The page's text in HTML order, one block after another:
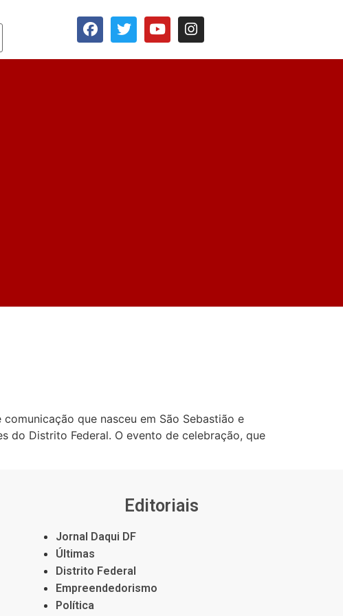
que nasceu em São Sebastião e
do Distrito Federal. O evento de celebração, que
Editoriais
Jornal Daqui DF
Últimas
Distrito Federal
Empreendedorismo
Política